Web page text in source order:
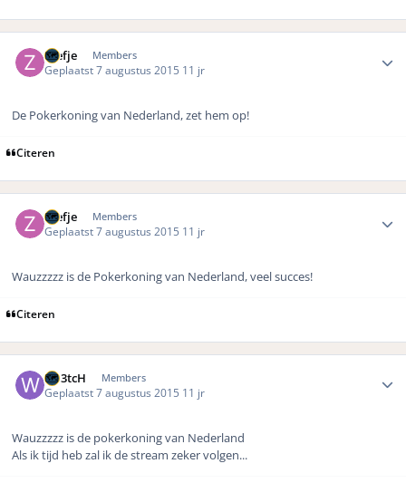
zeefje Members
Geplaatst7 augustus 2015 11 jr
De Pokerkoning van Nederland, zet hem op!
Citeren
zeefje Members
Geplaatst7 augustus 2015 11 jr
Wauzzzzz is de Pokerkoning van Nederland, veel succes!
Citeren
Wr3tcH Members
Geplaatst7 augustus 2015 11 jr
Wauzzzzz is de pokerkoning van Nederland
Als ik tijd heb zal ik de stream zeker volgen...